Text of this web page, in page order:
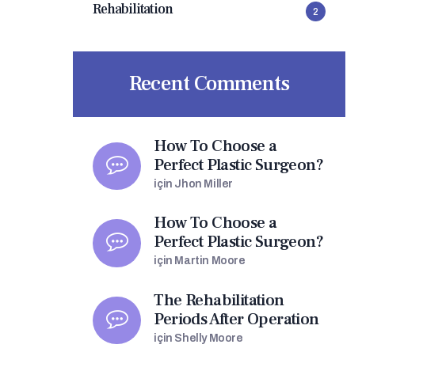
Rehabilitation 2
Recent Comments
How To Choose a
Perfect Plastic Surgeon?
için Jhon Miller
How To Choose a
Perfect Plastic Surgeon?
için Martin Moore
The Rehabilitation
Periods After Operation
için Shelly Moore